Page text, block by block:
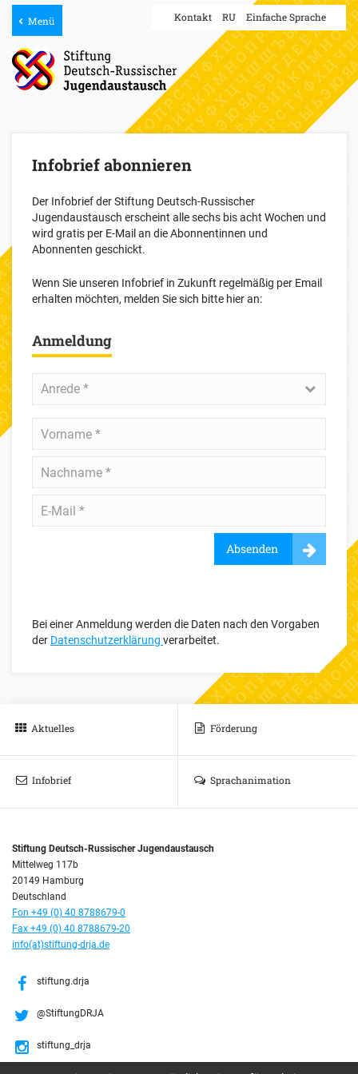
Menü Kontakt RU Einfache Sprache
Infobrief abonnieren
Der Infobrief der Stiftung Deutsch-Russischer
Jugendaustausch erscheint alle sechs bis acht Wochen und
wird gratis per E-Mail an die Abonnentinnen und
Abonnenten geschickt.
Wenn Sie unseren Infobrief in Zukunft regelmäßig per Email
erhalten möchten, melden Sie sich bitte hier an:
Anmeldung
Anrede *
Mail
Absenden
Bei einer Anmeldung werden die Daten nach den Vorgaben
der Datenschutzerklärung verarbeitet.
Aktuelles Förderung
Infobrief Sprachanimation
Stiftung Deutsch-Russischer Jugendaustausch
Mittelweg 117b
20149 Hamburg
Deutschland
Fon +49 (0) 40 8788679-0
Fax +49 (0) 40 8788679-20
info(at)stiftung-drja.de
stiftung.drja
@StiftungDRJA
stiftung_drja